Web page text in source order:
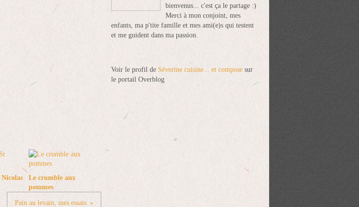
Nicolas
Le crumble aux
pommes
Pain au levain, mes essais
bienvenus... c'est ça le partage :)
Merci à mon conjoint, mes
enfants, ma p'tite famille et mes ami(e)s qui testent
et me guident dans ma passion.
Voir le profil de Séverine cuisine... et compose sur
le portail Overblog